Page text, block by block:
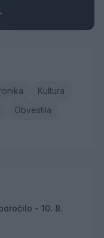
Kultura
Obvestila
- 10. 8.